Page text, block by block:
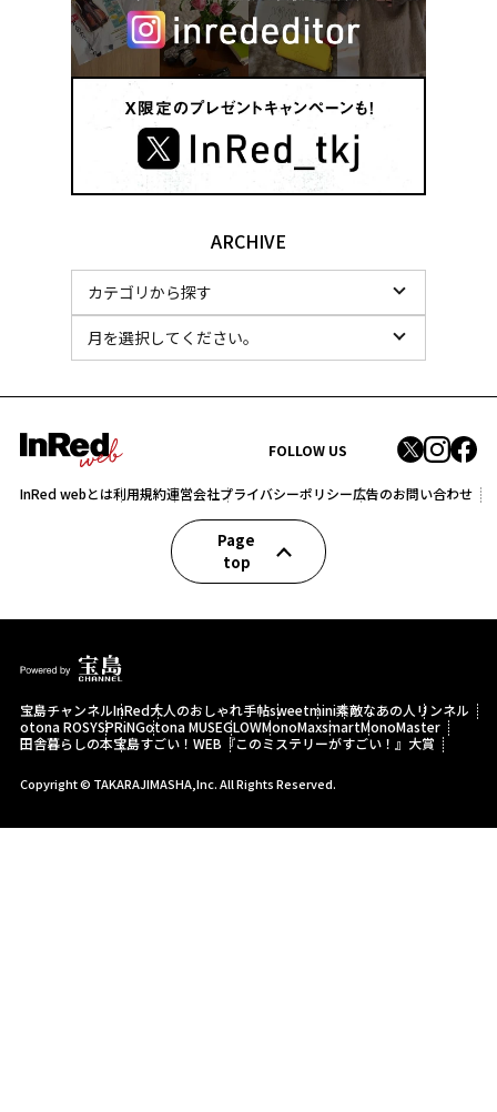
ARCHIVE
FOLLOW US
InRed webとは利用規約運営会社プライバシーポリシー広告のお問い合わせ
Page
top
宝島チャンネルInRed大人のおしゃれ手帖sweetmini素敵なあの人 リンネル
otona ROSYSPRiNGotona MUSEGLOWMonoMaxsmartMonoMaster
田舎暮らしの本宝島すごい！WEB 『このミステリーがすごい！』大賞
Copyright © TAKARAJIMASHA,Inc. All Rights Reserved.